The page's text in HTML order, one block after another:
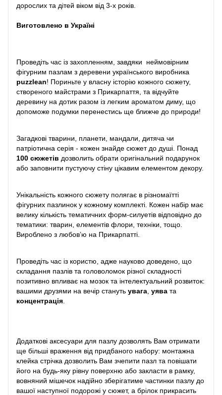
дорослих та дітей віком від 3-х років.
Виготовлено в Україні
Проведіть час із захопленням, завдяки неймовірним
фігурним пазлам з деревени українського виробника
puzzlean! Пориньте у власну історію кожного сюжету,
створеного майстрами з Прикарпаття, та відчуйте
деревину на дотик разом із легким ароматом диму, що
допоможе подумки перенестись ще ближче до природи!
Загадкові тварини, планети, мандали, дитяча чи
патріотична серія - кожен знайде сюжет до душі. Понад
100 сюжетів дозволить обрати оригінальний подарунок
або заповнити пустуючу стіну цікавим елементом декору.
Унікальність кожного сюжету полягає в різномаїтті
фігурних пазлинок у кожному комплекті. Кожен набір має
велику кількість тематичних форм-силуетів відповідно до
тематики: тварин, елементів флори, техніки, тощо.
Вироблено з любов’ю на Прикарпатті.
Проведіть час із користю, адже науково доведено, що
складання пазлів та головоломок різної складності
позитивно впливає на мозок та інтелектуальний розвиток:
вашими друзями на вечір стануть увага уява та
концентрація
Додаткові аксесуари для пазлу дозволять Вам отримати
ще більші враження від придбаного набору: монтажна
клейка стрічка дозволить Вам зчепити пазл та повішати
його на будь-яку рівну поверхню або закласти в рамку,
вовняний мішечок надійно зберігатиме частинки пазлу до
вашої наступної подорожі у сюжет, а брілок прикрасить